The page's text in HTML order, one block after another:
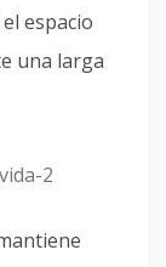
espacio
una larga